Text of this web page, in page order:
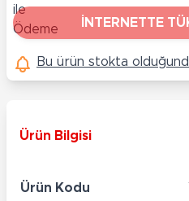
İNTERNETTE
Bu ürün stokta
Ürün Bilgisi
Ürün Kodu